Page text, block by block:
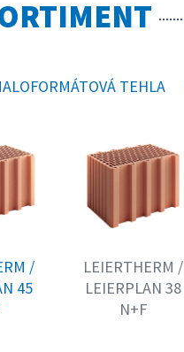
TEHLA
/
45
LEIERTHERM /
LEIERPLAN 38
N+F